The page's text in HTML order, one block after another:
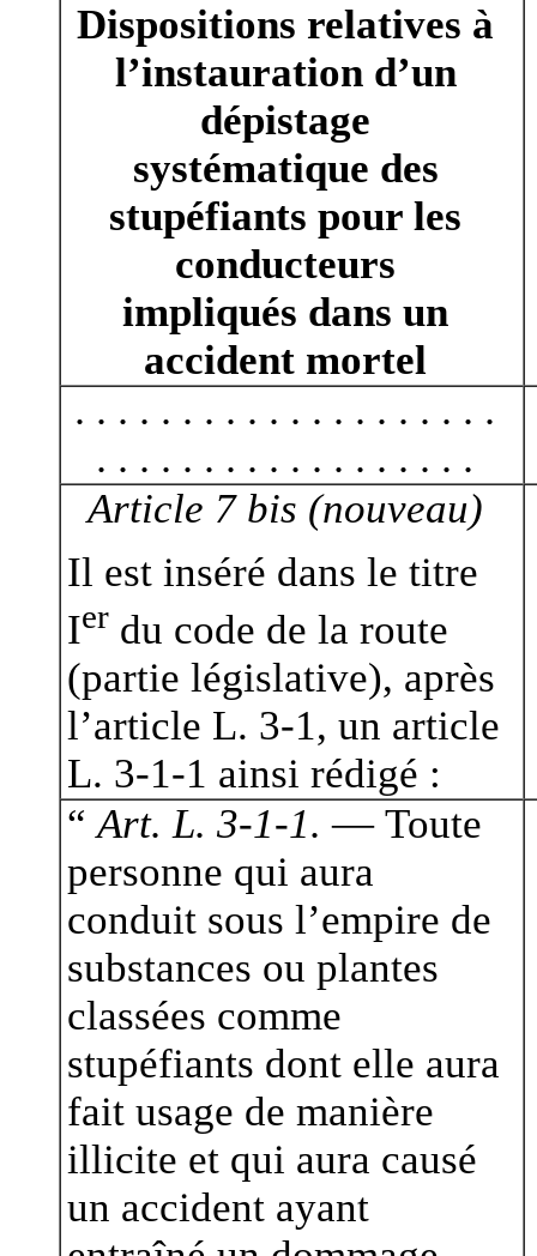
Dispositions relatives à
l’instauration d’un
dépistage
systématique des
stupéfiants pour les
conducteurs
impliqués dans un
accident mortel
. . . . . . . . . . . . . . . . . . . .
. . . . . . . . . . . . . . . . . .
Article 7 bis (nouveau)
Il est inséré dans le titre
Ier du code de la route
(partie législative), après
l’article L. 3-1, un article
L. 3-1-1 ainsi rédigé :
“Art. L. 3-1-1. — Toute
personne qui aura
conduit sous l’empire de
substances ou plantes
classées comme
stupéfiants dont elle aura
fait usage de manière
illicite et qui aura causé
un accident ayant